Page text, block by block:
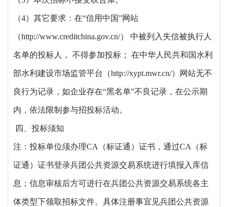
（4）其它要求：在“信用中国”网站
（http://www.creditchina.gov.cn/） 中被列入失信被执行人
名单的投标人， 不得参加投标； 在中华人民共和国水利
部水利建设市场监管平台（http://xypt.mwr.cn/）网站无不
良行为记录，如企业存在“黑名单”不良记录，在公示期
内，依法限制参与招投标活动。
四、投标须知
注：投标单位须办理CA（标证通）证书，通过CA（标
证通）证书登录兵团公共资源交易系统进行填报入库信
息；信息审核后方可进行在兵团公共资源交易系统各主
体类型下领取招标文件。具体注册事宜见兵团公共资源